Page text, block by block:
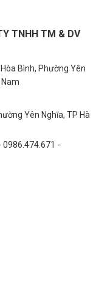
TNHH TM & DV
Bình, Phường Yên
Yên Nghĩa, TP Hà
0986.474.671 -